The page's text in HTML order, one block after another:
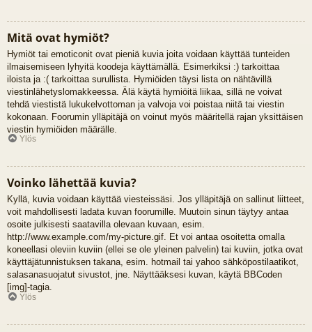
Mitä ovat hymiöt?
Hymiöt tai emoticonit ovat pieniä kuvia joita voidaan käyttää tunteiden
ilmaisemiseen lyhyitä koodeja käyttämällä. Esimerkiksi :) tarkoittaa
iloista ja :( tarkoittaa surullista. Hymiöiden täysi lista on nähtävillä
viestinlähetyslomakkeessa. Älä käytä hymiöitä liikaa, sillä ne voivat
tehdä viestistä lukukelvottoman ja valvoja voi poistaa niitä tai viestin
kokonaan. Foorumin ylläpitäjä on voinut myös määritellä rajan yksittäisen
viestin hymiöiden määrälle.
Ylös
Voinko lähettää kuvia?
Kyllä, kuvia voidaan käyttää viesteissäsi. Jos ylläpitäjä on sallinut liitteet,
voit mahdollisesti ladata kuvan foorumille. Muutoin sinun täytyy antaa
osoite julkisesti saatavilla olevaan kuvaan, esim.
http://www.example.com/my-picture.gif. Et voi antaa osoitetta omalla
koneellasi oleviin kuviin (ellei se ole yleinen palvelin) tai kuviin, jotka ovat
käyttäjätunnistuksen takana, esim. hotmail tai yahoo sähköpostilaatikot,
salasanasuojatut sivustot, jne. Näyttääksesi kuvan, käytä BBCoden
[img]-tagia.
Ylös